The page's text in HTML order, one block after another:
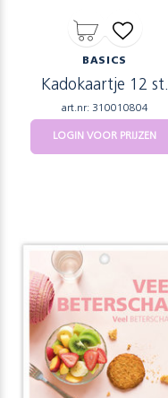
BASICS
Kadokaartje 12 st.
art.nr: 310010804
LOGIN VOOR PRIJZEN